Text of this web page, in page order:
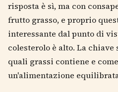
risposta è sì, ma con
frutto grasso, e proprio
interessante dal punto di
colesterolo è alto. La chiave
quali grassi contiene e
un'alimentazione